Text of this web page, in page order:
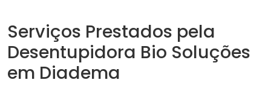
Serviços Prestados pela
Desentupidora Bio Soluções
em Diadema